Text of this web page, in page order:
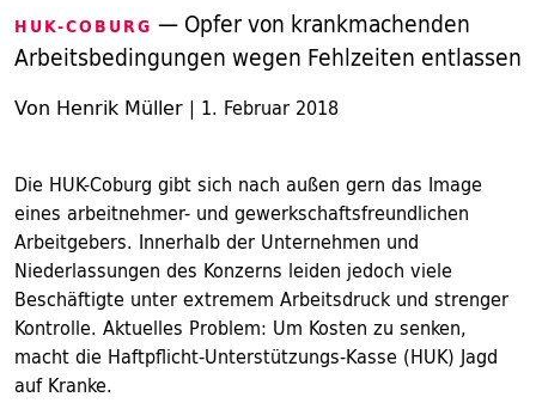
HUK-COBURG — Opfer von krankmachenden
Arbeitsbedingungen wegen Fehlzeiten entlassen
Von Henrik Müller | 1. Februar 2018
Die HUK-Coburg gibt sich nach außen gern das Image
eines arbeitnehmer- und gewerkschaftsfreundlichen
Arbeitgebers. Innerhalb der Unternehmen und
Niederlassungen des Konzerns leiden jedoch viele
Beschäftigte unter extremem Arbeitsdruck und strenger
Kontrolle. Aktuelles Problem: Um Kosten zu senken,
macht die Haftpflicht-Unterstützungs-Kasse (HUK) Jagd
auf Kranke.